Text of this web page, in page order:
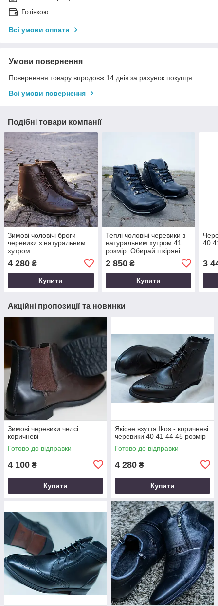
Готівкою
Всі умови оплати
Умови повернення
Повернення товару впродовж 14 днів за рахунок покупця
Всі умови повернення
Подібні товари компанії
Зимові чоловічі броги
черевики з натуральним
хутром
4 280 ₴
Купити
Теплі чоловічі черевики з
натуральним хутром 41
розмір. Обирай шкіряні
2 850₴
Купити
40
3
Акційні пропозиції та новинки
Зимові черевики челсі
коричневі
Готово до відправки
4 100 ₴
Купити
Якісне взуття Ikos - коричневі
черевики 40 41 44 45 розмір
Готово до відправки
4 280 ₴
Купити